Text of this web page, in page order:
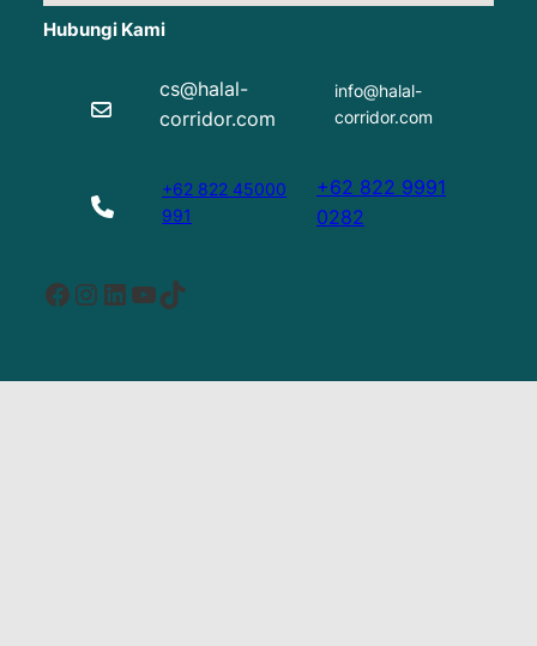
Hubungi Kami
cs@halal-
corridor.com
info@halal-
corridor.com
+62 822 45000
991
+62 822 9991
0282
Facebook Instagram LinkedIn YouTube TikTok